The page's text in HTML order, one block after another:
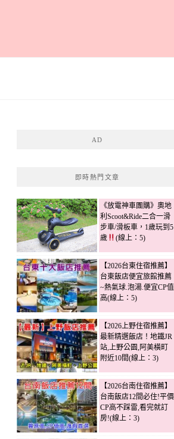
AD
即時熱門文章
《放電神車團購》奧地
利Scoot&Ride二合一滑
步車/滑板車，1歲玩到5
歲
(線上：5)
【2026台東住宿推薦】
台東飯店便宜旅館推薦
~熱氣球.泡湯.便宜CP值
高(線上：5)
【2026上野住宿推薦】
最新精選飯店！地鐵JR
站,上野公園,阿美橫町
附近10間(線上：3)
【2026台南住宿推薦】
台南飯店12間必住!平價
CP高不踩雷,看完就訂
房!(線上：3)